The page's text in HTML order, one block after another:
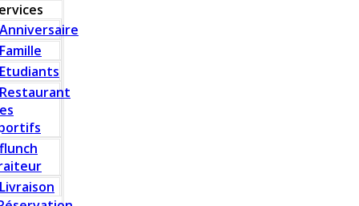
Anniversaire
Famille
Etudiants
Restaurant
flunch
Livraison